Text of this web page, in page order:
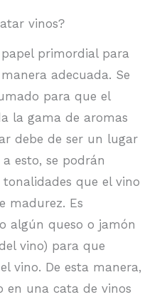
vinos?
primordial para
adecuada. Se
para que el
la gama de aromas
debe de ser un lugar
esto, se podrán
que el vino
madurez. Es
algún queso o jamón
vino) para que
vino. De esta manera,
en una cata de vinos